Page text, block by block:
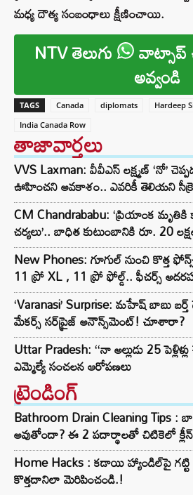
మధ్య దౌత్య సంబంధాలు క్షీణించాయి.
NTV తెలుగు వాట్సాప్
అవ్వండి
TAGS Canada diplomats Hardeep
India Canada Row
తాజావార్తలు
VVS Laxman: వీవీఎస్ లక్ష్మణ్ ‘నో’
ఊహించని అవకాశం.. ఎవరికీ తెలియని
CM Chandrababu: ‘ప్రియాంక
చర్యలు’.. బాధిత కుటుంబానికి రూ. 20
New Phones: గూగుల్ నుంచి కొత్త
11 ప్రో XL , 11 ప్రో ఫోల్డ్.. ఫీచర్స్
‘Varanasi’ Surprise: మహేష్ బాబు
మేకర్స్ సర్‌ప్రైజ్ అనౌన్స్‌మెంట్! చూశారా?
Uttar Pradesh: ‘‘నా అల్లుడు 25
ఎమ్మెల్యే సంచలన ఆరోపణలు
ట్రెండింగ్‌
Bathroom Drain Cleaning Tips
అవుతోందా? ఈ 2 పదార్థాలతో చిటికెలో
Home Hacks : కడాయి హ్యాండిల్‌పై
కొత్తదానిలా మెరిపించండి.!